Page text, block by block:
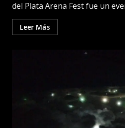
del Plata Arena Fest fue un
Leer Más